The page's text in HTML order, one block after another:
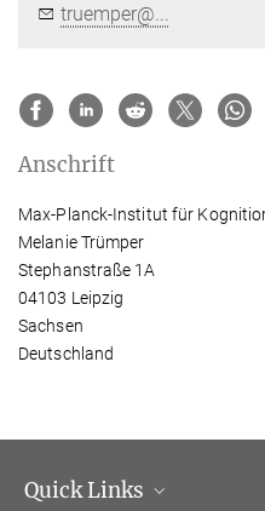
truemper@...
Anschrift
Max-Planck-Institut für
Melanie Trümper
Stephanstraße 1A
04103 Leipzig
Sachsen
Deutschland
Quick Links